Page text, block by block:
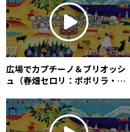
広場でカプチーノ＆ブリオッシ
ュ（春畑セロリ：ポポリラ・ポ
Cappuccino and Brioche at a
Square (Céleri Haruhata)